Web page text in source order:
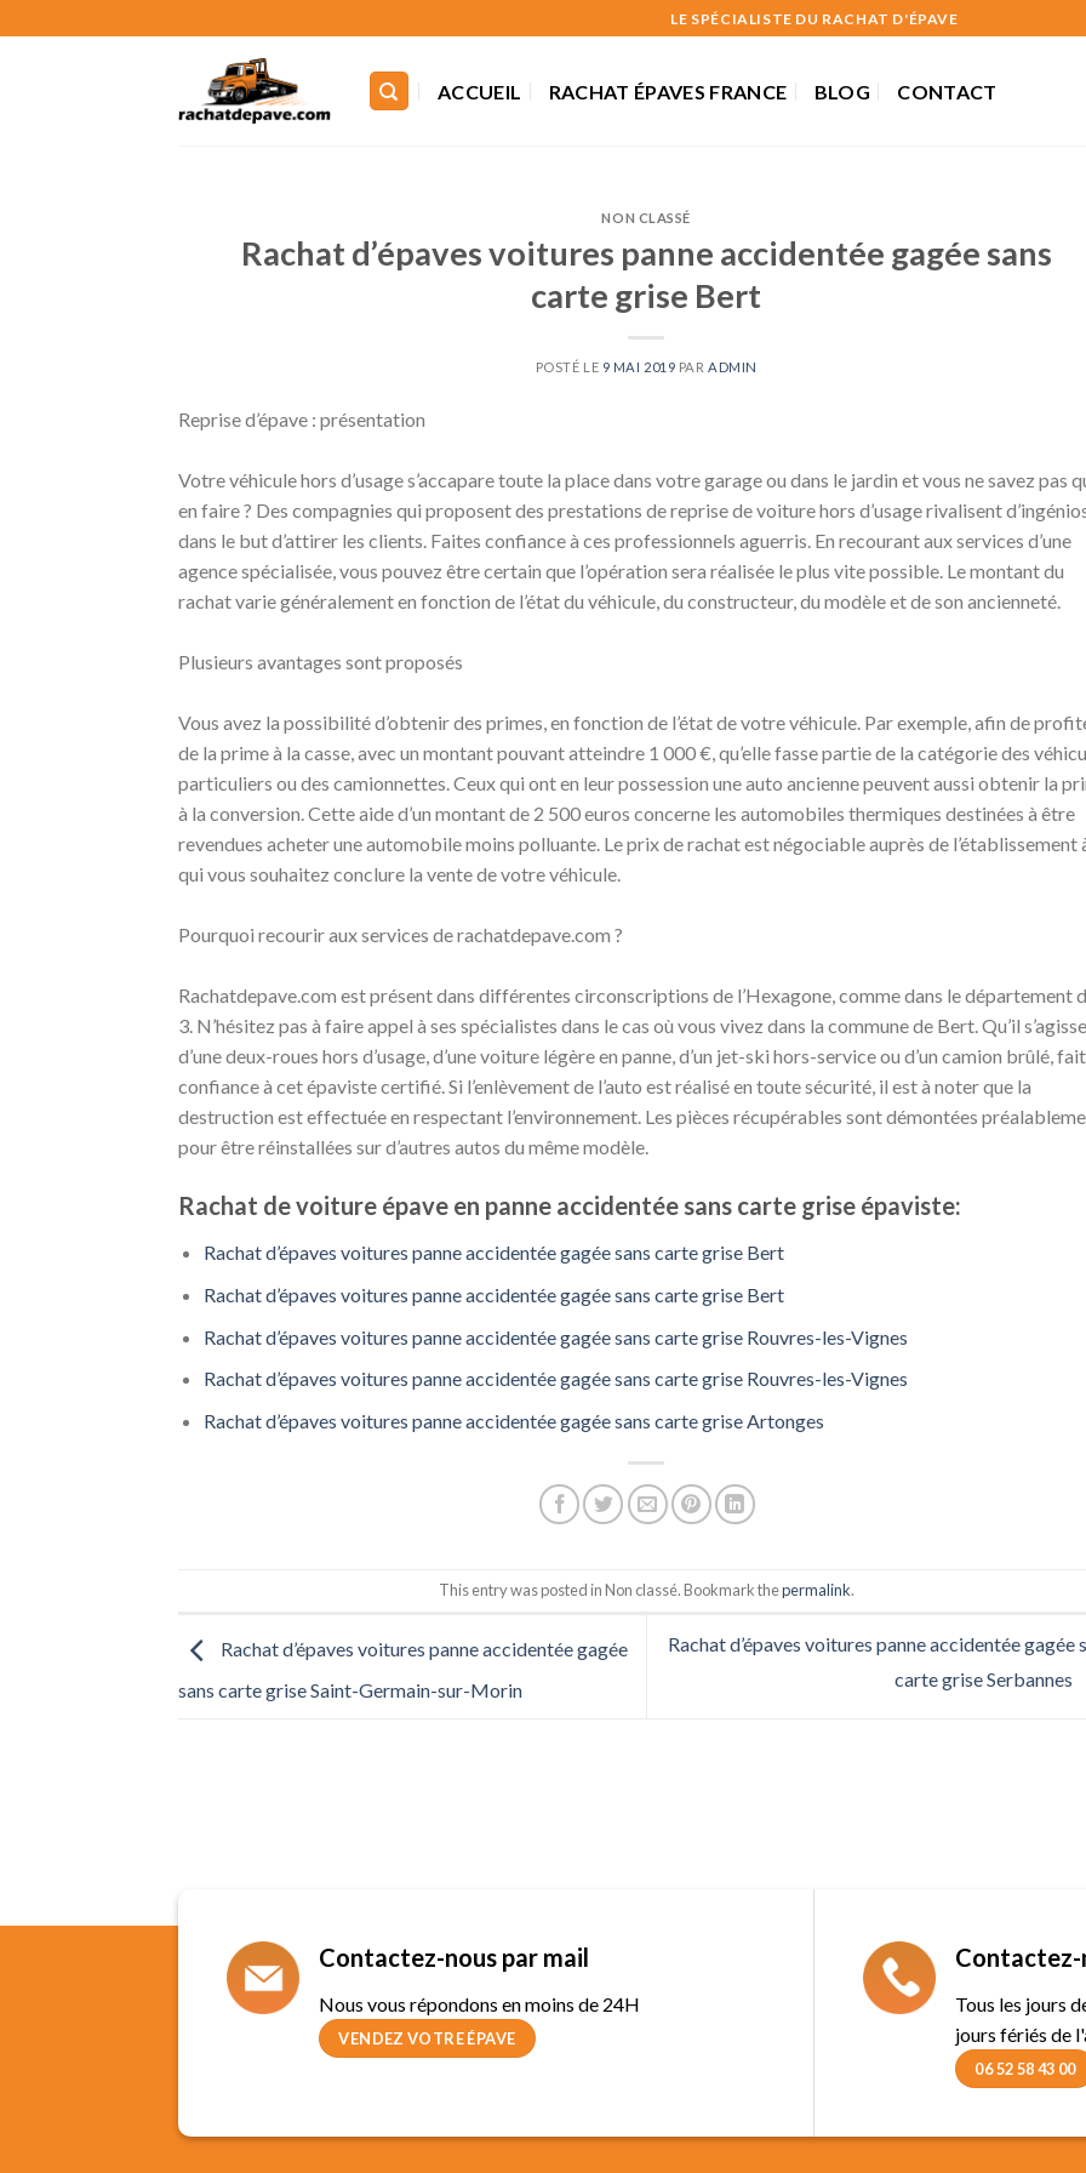
to
LE SPÉCIALISTE DU RACHAT D'ÉPAVE
ACCUEIL RACHAT ÉPAVES FRANCE BLOG CONTACT
NON CLASSÉ
Rachat d’épaves voitures panne accidentée gagée sans
carte grise Bert
POSTÉ LE 9 MAI 2019 PAR ADMIN
Reprise d’épave : présentation
Votre véhicule hors d’usage s’accapare toute la place dans votre garage ou dans le jardin et vous ne savez pas
en faire ? Des compagnies qui proposent des prestations de reprise de voiture hors d’usage rivalisent
dans le but d’attirer les clients. Faites confiance à ces professionnels aguerris. En recourant aux services d’une
agence spécialisée, vous pouvez être certain que l’opération sera réalisée le plus vite possible. Le montant du
rachat varie généralement en fonction de l’état du véhicule, du constructeur, du modèle et de son ancienneté.
Plusieurs avantages sont proposés
Vous avez la possibilité d’obtenir des primes, en fonction de l’état de votre véhicule. Par exemple, afin de
de la prime à la casse, avec un montant pouvant atteindre 1 000 €, qu’elle fasse partie de la catégorie des
particuliers ou des camionnettes. Ceux qui ont en leur possession une auto ancienne peuvent aussi obtenir la
à la conversion. Cette aide d’un montant de 2 500 euros concerne les automobiles thermiques destinées à être
revendues acheter une automobile moins polluante. Le prix de rachat est négociable auprès de l’établissement
qui vous souhaitez conclure la vente de votre véhicule.
Pourquoi recourir aux services de rachatdepave.com ?
Rachatdepave.com est présent dans différentes circonscriptions de l’Hexagone, comme dans le département
3. N’hésitez pas à faire appel à ses spécialistes dans le cas où vous vivez dans la commune de Bert. Qu’il s’agisse
d’une deux-roues hors d’usage, d’une voiture légère en panne, d’un jet-ski hors-service ou d’un camion brûlé,
confiance à cet épaviste certifié. Si l’enlèvement de l’auto est réalisé en toute sécurité, il est à noter que la
destruction est effectuée en respectant l’environnement. Les pièces récupérables sont démontées
pour être réinstallées sur d’autres autos du même modèle.
Rachat de voiture épave en panne accidentée sans carte grise épaviste:
Rachat d’épaves voitures panne accidentée gagée sans carte grise Bert
Rachat d’épaves voitures panne accidentée gagée sans carte grise Bert
Rachat d’épaves voitures panne accidentée gagée sans carte grise Rouvres-les-Vignes
Rachat d’épaves voitures panne accidentée gagée sans carte grise Rouvres-les-Vignes
Rachat d’épaves voitures panne accidentée gagée sans carte grise Artonges
This entry was posted in Non classé. Bookmark thepermalink.
Rachat d’épaves voitures panne accidentée gagée
sans carte grise Saint-Germain-sur-Morin
Rachat d’épaves voitures panne accidentée gagée
carte grise Serbannes
Contactez-nous par mail
Nous vous répondons en moins de 24H
VENDEZ VOTRE ÉPAVE
Contactez-
Tous les jours
jours fériés de
06 52 58 43 00